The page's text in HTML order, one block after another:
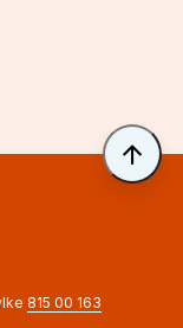
Til
815 00 163